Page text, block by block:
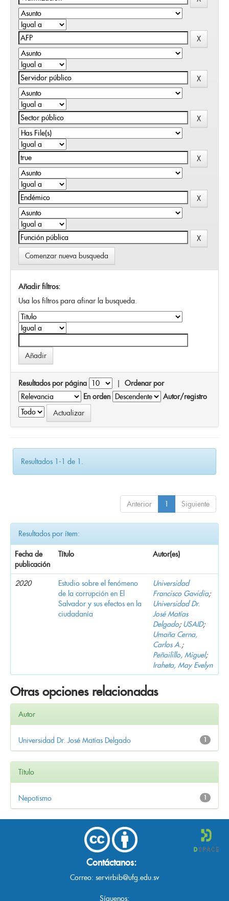
Comenzar nueva busqueda
Añadir filtros:
Usa los filtros para afinar la busqueda.
Resultados por página | Ordenar por
En orden
Autor/registro
Resultados 1-1 de 1.
Anterior 1 Siguiente
Resultados por ítem:
Fecha de
publicación
Título Autor(es)
2020
Estudio sobre el fenómeno
de la corrupción en El
Salvador y sus efectos en la
ciudadanía
Universidad
Francisco Gavidia;
Universidad Dr.
José Matías
Delgado; USAID;
Umaña Cerna,
Carlos A.;
Peñailillo, Miguel;
Iraheta, May Evelyn
Otras opciones relacionadas
Autor
1
Universidad Dr. José Matías Delgado
Título
1
Nepotismo
Contáctanos:
Correo: servirbib@ufg.edu.sv
Síguenos: